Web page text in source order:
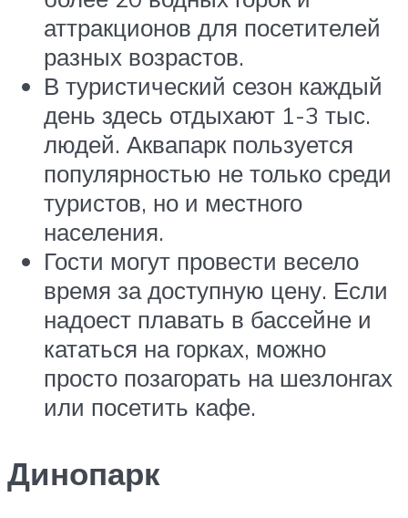
аттракционов для посетителей
разных возрастов.
В туристический сезон каждый
день здесь отдыхают 1-3 тыс.
людей. Аквапарк пользуется
популярностью не только среди
туристов, но и местного
населения.
Гости могут провести весело
время за доступную цену. Если
надоест плавать в бассейне и
кататься на горках, можно
просто позагорать на шезлонгах
или посетить кафе.
Динопарк